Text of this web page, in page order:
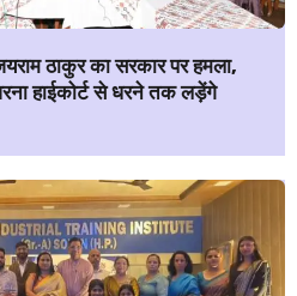
ठाकुर का सरकार पर हमला,
हाईकोर्ट से धरने तक लड़ेंगे